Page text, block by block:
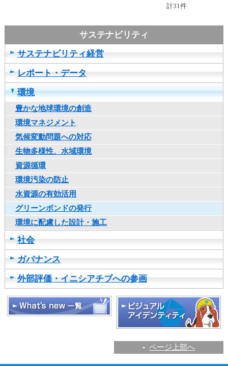
計31件
サステナビリティ経営
レポート・データ
環境
豊かな地球環境の創造
環境マネジメント
気候変動問題への対応
生物多様性、水域環境
資源循環
環境汚染の防止
水資源の有効活用
グリーンボンドの発行
環境に配慮した設計・施工
社会
ガバナンス
外部評価・イニシアチブへの参画
ページ上部へ